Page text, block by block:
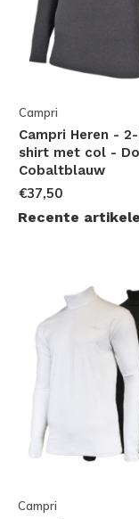
Campri
Campri Heren -
shirt met col -
Cobaltblauw
€37,50
Recente
Campri